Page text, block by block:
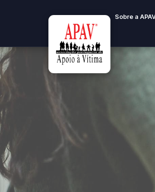
Sobre a